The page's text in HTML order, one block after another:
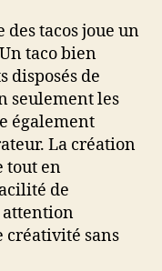
tacos joue un
taco bien
disposés de
seulement les
également
La création
tout en
de
attention
créativité sans